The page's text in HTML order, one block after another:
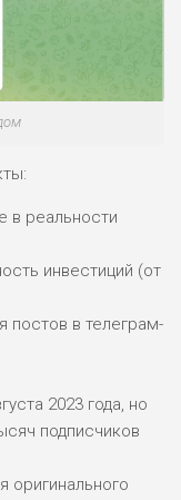
в реальности
инвестиций (от
постов в телеграм-
2023 года, но
подписчиков
оригинального